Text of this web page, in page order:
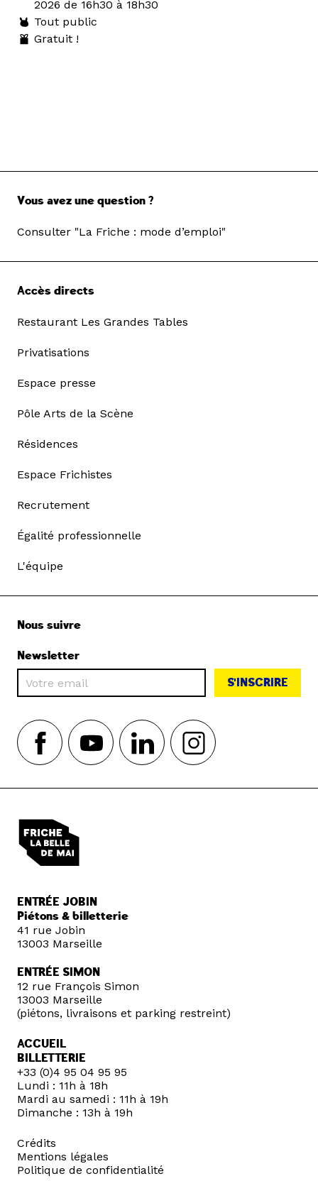
2026 de 16h30 à 18h30
Tout public
Gratuit !
Vous avez une question ?
Consulter "La Friche : mode d’emploi"
Accès directs
Restaurant Les Grandes Tables
Privatisations
Espace presse
Pôle Arts de la Scène
Résidences
Espace Frichistes
Recrutement
Égalité professionnelle
L'équipe
Nous suivre
Newsletter
S'INSCRIRE
ENTRÉE JOBIN
Piétons & billetterie
41 rue Jobin
13003 Marseille
ENTRÉE SIMON
12 rue François Simon
13003 Marseille
(piétons, livraisons et parking restreint)
ACCUEIL
BILLETTERIE
+33 (0)4 95 04 95 95
Lundi : 11h à 18h
Mardi au samedi : 11h à 19h
Dimanche : 13h à 19h
Crédits
Mentions légales
Politique de confidentialité